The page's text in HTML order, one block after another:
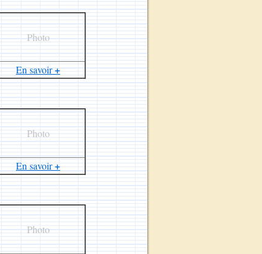
Photo
En savoir+
Photo
En savoir+
Photo